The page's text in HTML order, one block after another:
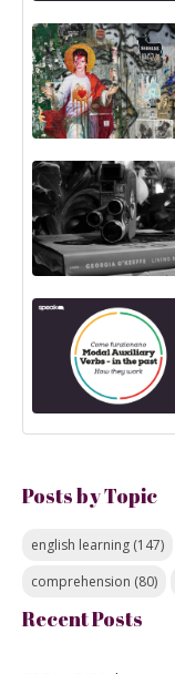
Posts by Topic
english learning (147)
comprehension (80)
Recent Posts